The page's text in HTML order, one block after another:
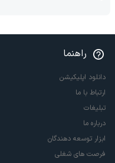
راهنما
دانلود اپلیکیشن
ارتباط با ما
تبلیغات
درباره ما
ابزار توسعه دهندگان
فرصت های شغلی